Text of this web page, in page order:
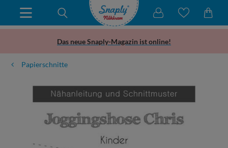
Das neue Snaply-Magazin ist online!
Papierschnitte